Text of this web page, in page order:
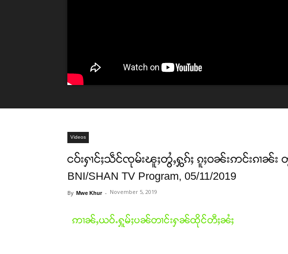
Videos
ငဝ်းႁၢင်ႈသဵင်ၸုမ်းၽူႈတွႆႇႁွၵ်ႈ ၵူႈဝၼ်းဢင်းၵၢၼ်း တွ
BNI/SHAN TV Program, 05/11/2019
By Mwe Khur - November 5, 2019
ဢၢၼ်ႇယဝ်ႉႁူမ်ႈပၼ်တၢင်းႁၼ်ထိုင်တီႈၼႆႈ